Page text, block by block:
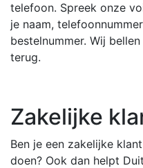
telefoon. Spreek onze
je naam,
bestelnummer. Wij
terug.
Zakelijke
Ben je een zakelijke
doen? Ook dan helpt